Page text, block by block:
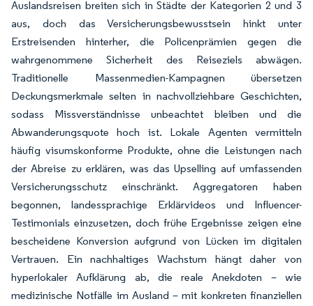
Auslandsreisen breiten sich in Städte der Kategorien 2 und 3
aus, doch das Versicherungsbewusstsein hinkt unter
Erstreisenden hinterher, die Policenprämien gegen die
wahrgenommene Sicherheit des Reiseziels abwägen.
Traditionelle Massenmedien-Kampagnen übersetzen
Deckungsmerkmale selten in nachvollziehbare Geschichten,
sodass Missverständnisse unbeachtet bleiben und die
Abwanderungsquote hoch ist. Lokale Agenten vermitteln
häufig visumskonforme Produkte, ohne die Leistungen nach
der Abreise zu erklären, was das Upselling auf umfassenden
Versicherungsschutz einschränkt. Aggregatoren haben
begonnen, landessprachige Erklärvideos und Influencer-
Testimonials einzusetzen, doch frühe Ergebnisse zeigen eine
bescheidene Konversion aufgrund von Lücken im digitalen
Vertrauen. Ein nachhaltiges Wachstum hängt daher von
hyperlokaler Aufklärung ab, die reale Anekdoten – wie
medizinische Notfälle im Ausland – mit konkreten finanziellen